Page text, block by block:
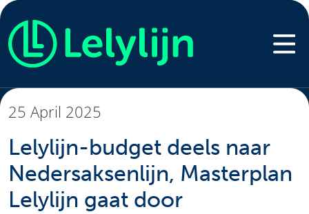
25 April 2025
Lelylijn-budget deels naar
Nedersaksenlijn, Masterplan
Lelylijn gaat door